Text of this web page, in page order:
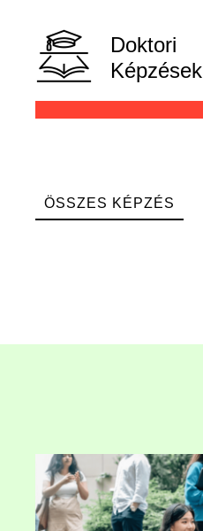
Doktori
Képzések
ÖSSZES KÉPZÉS